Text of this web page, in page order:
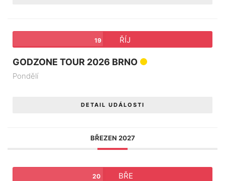
19 ŘÍJ
GODZONE TOUR 2026 BRNO
Pondělí
DETAIL UDÁLOSTI
BŘEZEN 2027
20 BŘE